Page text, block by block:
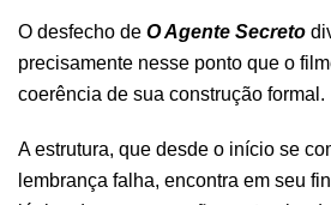
O desfecho de O Agente Secreto
precisamente nesse ponto que o
coerência de sua construção formal.
A estrutura, que desde o início se
lembrança falha, encontra em seu